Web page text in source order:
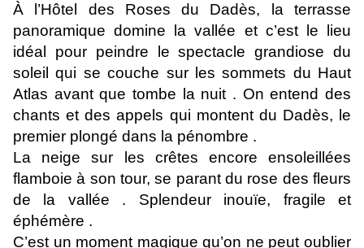
À l’Hôtel des Roses du Dadès, la terrasse
panoramique domine la vallée et c’est le lieu
idéal pour peindre le spectacle grandiose du
soleil qui se couche sur les sommets du Haut
Atlas avant que tombe la nuit . On entend des
chants et des appels qui montent du Dadès, le
premier plongé dans la pénombre .
La neige sur les crêtes encore ensoleillées
flamboie à son tour, se parant du rose des fleurs
de la vallée . Splendeur inouïe, fragile et
éphémère .
C’est un moment magique qu’on ne peut oublier